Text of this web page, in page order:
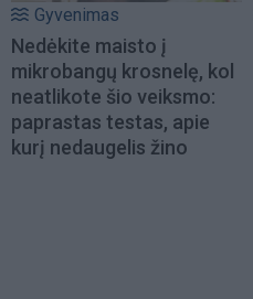
Gyvenimas
Nedėkite maisto į
mikrobangų krosnelę, kol
neatlikote šio veiksmo:
paprastas testas, apie
kurį nedaugelis žino